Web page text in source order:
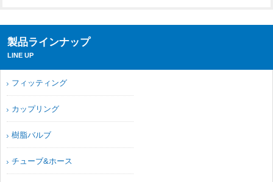
製品ラインナップ
LINE UP
フィッティング
カップリング
樹脂バルブ
チューブ&ホース